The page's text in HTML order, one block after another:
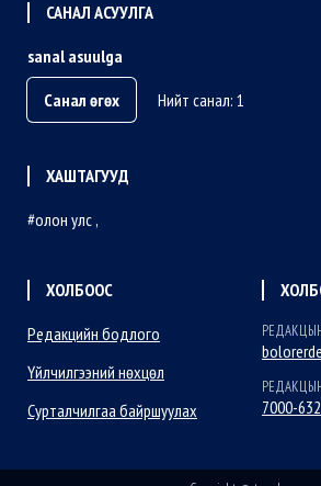
САНАЛ АСУУЛГА
sanal asuulga
Санал өгөх
Нийт санал: 1
ХАШТАГУУД
олон улс
ХОЛБООС
Редакцийн бодлого
Үйлчилгээний нөхцөл
Сурталчилгаа байршуулах
7000-